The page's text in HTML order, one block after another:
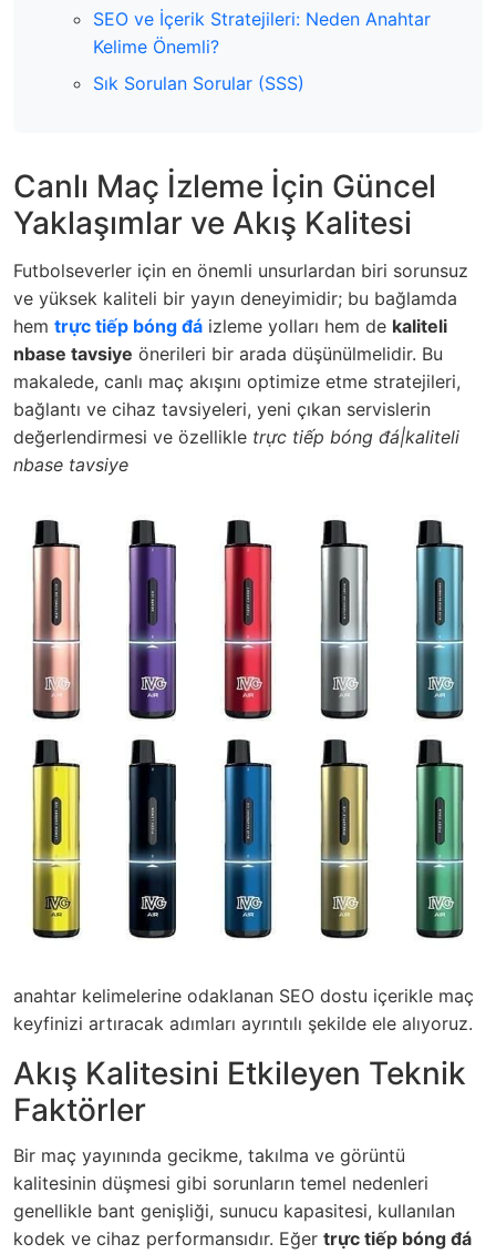
SEO ve İçerik Stratejileri: Neden Anahtar
Kelime Önemli?
Sık Sorulan Sorular (SSS)
Canlı Maç İzleme İçin Güncel
Yaklaşımlar ve Akış Kalitesi
Futbolseverler için en önemli unsurlardan biri sorunsuz
ve yüksek kaliteli bir yayın deneyimidir; bu bağlamda
hem trực tiếp bóng đá izleme yolları hem de kaliteli
nbase tavsiye önerileri bir arada düşünülmelidir. Bu
makalede, canlı maç akışını optimize etme stratejileri,
bağlantı ve cihaz tavsiyeleri, yeni çıkan servislerin
değerlendirmesi ve özellikle trực tiếp bóng đá|kaliteli
nbase tavsiye
anahtar kelimelerine odaklanan SEO dostu içerikle maç
keyfinizi artıracak adımları ayrıntılı şekilde ele alıyoruz.
Akış Kalitesini Etkileyen Teknik
Faktörler
Bir maç yayınında gecikme, takılma ve görüntü
kalitesinin düşmesi gibi sorunların temel nedenleri
genellikle bant genişliği, sunucu kapasitesi, kullanılan
kodek ve cihaz performansıdır. Eğer trực tiếp bóng đá